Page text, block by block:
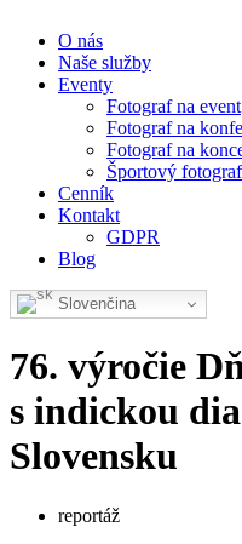
O nás
Naše služby
Eventy
Fotograf na event
Fotograf na
Fotograf na
Športový fotograf
Cenník
Kontakt
GDPR
Blog
Slovenčina
76. výročie
s indickou
Slovensku
reportáž